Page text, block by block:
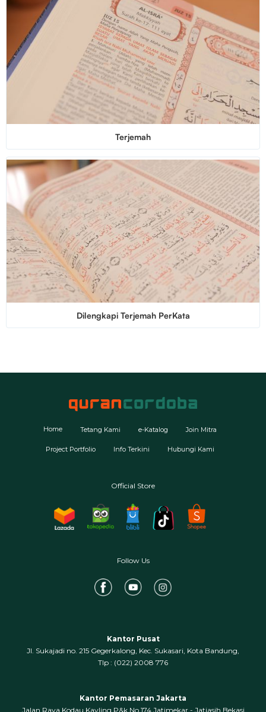
Terjemah
Dilengkapi Terjemah PerKata
Home Tetang Kami e-Katalog Join Mitra
Project Portfolio Info Terkini Hubungi Kami
Official Store
Follow Us
Kantor Pusat
Jl. Sukajadi no. 215 Gegerkalong, Kec. Sukasari, Kota Bandung,
‍Tlp : (022) 2008 776
Kantor Pemasaran Jakarta
Jalan Raya Kodau Kavling P&k No.174 Jatimekar - Jatiasih Bekasi